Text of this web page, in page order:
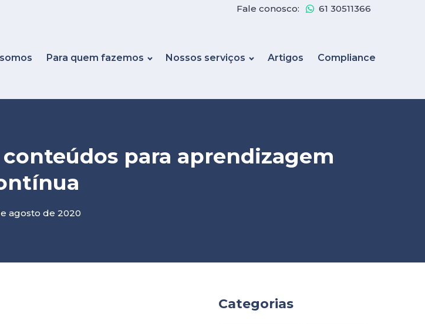
Fale conosco: 61 30511366
Para quem fazemos Nossos serviços Artigos Compliance
para aprendizagem
agosto de 2020
Categorias